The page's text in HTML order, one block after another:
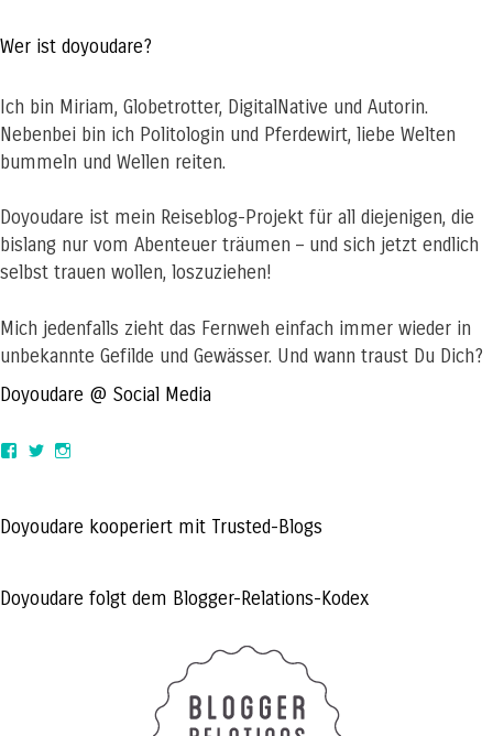
Wer ist doyoudare?
Ich bin Miriam, Globetrotter, DigitalNative und Autorin.
Nebenbei bin ich Politologin und Pferdewirt, liebe Welten
bummeln und Wellen reiten.
Doyoudare ist mein Reiseblog-Projekt für all diejenigen, die
bislang nur vom Abenteuer träumen – und sich jetzt endlich
selbst trauen wollen, loszuziehen!
Mich jedenfalls zieht das Fernweh einfach immer wieder in
unbekannte Gefilde und Gewässer. Und wann traust Du Dich?
Doyoudare @ Social Media
View
Facebook
View
TwitterInstagram
Doyoudare kooperiert mit Trusted-Blogs
Doyoudare folgt dem Blogger-Relations-Kodex